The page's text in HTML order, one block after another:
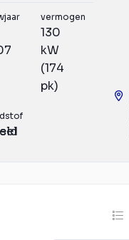
vermogen
130
kW
(174
pk)